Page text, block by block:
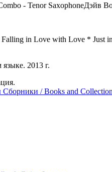
Дэйв
in Love with Love * Just
2013 г.
/ Books and